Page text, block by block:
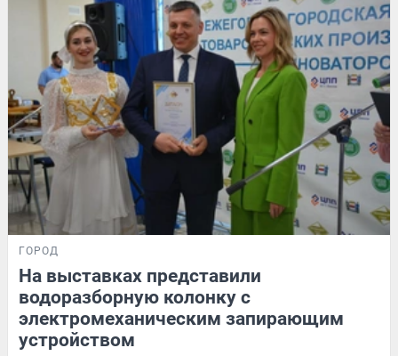
ГОРОД
На выставках представили
водоразборную колонку с
электромеханическим запирающим
устройством